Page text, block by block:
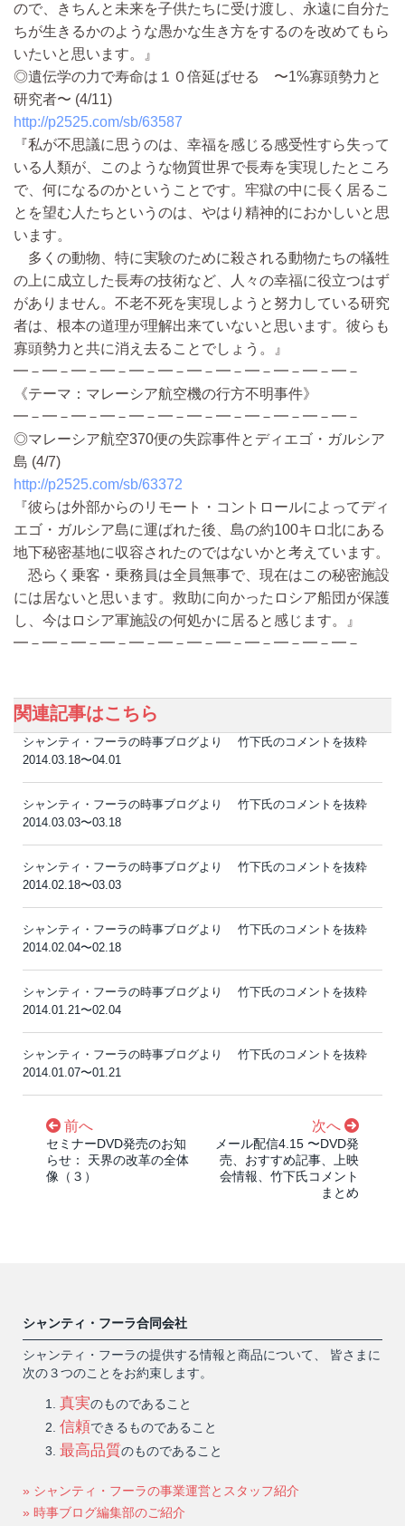
ので、きちんと未来を子供たちに受け渡し、永遠に自分た
ちが生きるかのような愚かな生き方をするのを改めてもら
いたいと思います。』
◎遺伝学の力で寿命は１０倍延ばせる 〜1%寡頭勢力と
研究者〜 (4/11)
http://p2525.com/sb/63587
『私が不思議に思うのは、幸福を感じる感受性すら失って
いる人類が、このような物質世界で長寿を実現したところ
で、何になるのかということです。牢獄の中に長く居るこ
とを望む人たちというのは、やはり精神的におかしいと思
います。
多くの動物、特に実験のために殺される動物たちの犠牲
の上に成立した長寿の技術など、人々の幸福に役立つはず
がありません。不老不死を実現しようと努力している研究
者は、根本の道理が理解出来ていないと思います。彼らも
寡頭勢力と共に消え去ることでしょう。』
━－━－━－━－━－━－━－━－━－━－━－━－
《テーマ：マレーシア航空機の行方不明事件》
━－━－━－━－━－━－━－━－━－━－━－━－
◎マレーシア航空370便の失踪事件とディエゴ・ガルシア
島 (4/7)
http://p2525.com/sb/63372
『彼らは外部からのリモート・コントロールによってディ
エゴ・ガルシア島に運ばれた後、島の約100キロ北にある
地下秘密基地に収容されたのではないかと考えています。
恐らく乗客・乗務員は全員無事で、現在はこの秘密施設
には居ないと思います。救助に向かったロシア船団が保護
し、今はロシア軍施設の何処かに居ると感じます。』
━－━－━－━－━－━－━－━－━－━－━－━－
関連記事はこちら
シャンティ・フーラの時事ブログより 竹下氏のコメントを抜粋
2014.03.18〜04.01
シャンティ・フーラの時事ブログより 竹下氏のコメントを抜粋
2014.03.03〜03.18
シャンティ・フーラの時事ブログより 竹下氏のコメントを抜粋
2014.02.18〜03.03
シャンティ・フーラの時事ブログより 竹下氏のコメントを抜粋
2014.02.04〜02.18
シャンティ・フーラの時事ブログより 竹下氏のコメントを抜粋
2014.01.21〜02.04
シャンティ・フーラの時事ブログより 竹下氏のコメントを抜粋
2014.01.07〜01.21
前へ
セミナーDVD発売のお知
らせ： 天界の改革の全体
像（３）
次へ
メール配信4.15 〜DVD発
売、おすすめ記事、上映
会情報、竹下氏コメント
まとめ
シャンティ・フーラ合同会社
シャンティ・フーラの提供する情報と商品について、 皆さまに
次の３つのことをお約束します。
真実のものであること
信頼できるものであること
最高品質のものであること
» シャンティ・フーラの事業運営とスタッフ紹介
» 時事ブログ編集部のご紹介